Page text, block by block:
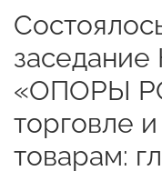
заседание
«ОПОРЫ
торговле
товарам: